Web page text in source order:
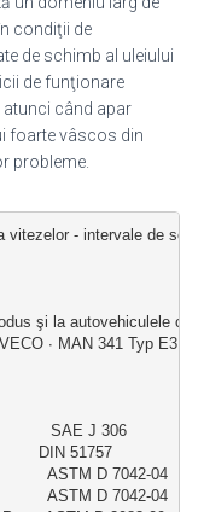
condiţii de
de schimb al uleiului
de funţionare
atunci când apar
foarte vâscos din
probleme.
vitezelor - intervale de
şi la autovehiculele
∙ MAN 341 Typ E3
SAE J 306
DIN 51757
ASTM D 7042-04
ASTM D 7042-04